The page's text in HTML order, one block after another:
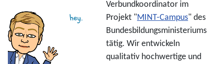
Verbundkoordinator im
Projekt "MINT-Campus" des
Bundesbildungsministeriums
tätig. Wir entwickeln
qualitativ hochwertige und